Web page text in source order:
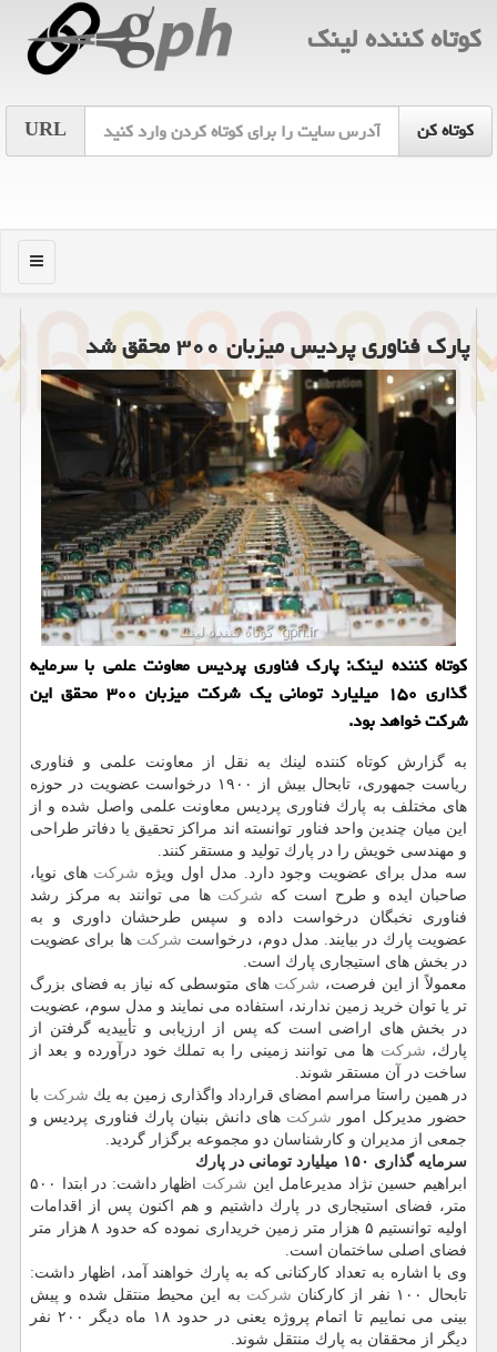
كوتاه كننده لینك
URL
منو
پارك فناوری پردیس میزبان ۳۰۰ محقق شد
كوتاه كننده لینك: پارك فناوری پردیس معاونت علمی با سرمایه
گذاری ۱۵۰ میلیارد تومانی یك شركت میزبان ۳۰۰ محقق این
شركت خواهد بود.
به گزارش كوتاه كننده لینك به نقل از معاونت علمی و فناوری
ریاست جمهوری، تابحال بیش از ۱۹۰۰ درخواست عضویت در حوزه
های مختلف به پارك فناوری پردیس معاونت علمی واصل شده و از
این میان چندین واحد فناور توانسته اند مراكز تحقیق یا دفاتر طراحی
و مهندسی خویش را در پارك تولید و مستقر كنند.
سه مدل برای عضویت وجود دارد. مدل اول ویژه شركت های نوپا،
صاحبان ایده و طرح است كه شركت ها می توانند به مركز رشد
فناوری نخبگان درخواست داده و سپس طرحشان داوری و به
عضویت پارك در بیایند. مدل دوم، درخواست شركت ها برای عضویت
در بخش های استیجاری پارك است.
معمولاً از این فرصت، شركت های متوسطی كه نیاز به فضای بزرگ
تر یا توان خرید زمین ندارند، استفاده می نمایند و مدل سوم، عضویت
در بخش های اراضی است كه پس از ارزیابی و تأییدیه گرفتن از
پارك، شركت ها می توانند زمینی را به تملك خود درآورده و بعد از
ساخت در آن مستقر شوند.
در همین راستا مراسم امضای قرارداد واگذاری زمین به یك شركت با
حضور مدیركل امور شركت های دانش بنیان پارك فناوری پردیس و
جمعی از مدیران و كارشناسان دو مجموعه برگزار گردید.
سرمایه گذاری ۱۵۰ میلیارد تومانی در پارك
ابراهیم حسین نژاد مدیرعامل این شركت
اظهار داشت: در ابتدا ۵۰۰
متر، فضای استیجاری در پارك داشتیم و هم اكنون پس از اقدامات
اولیه توانستیم ۵ هزار متر زمین خریداری نموده كه حدود ۸ هزار متر
فضای اصلی ساختمان است.
وی با اشاره به تعداد كاركنانی كه به پارك خواهند آمد، اظهار داشت:
تابحال ۱۰۰ نفر از كاركنان
شركت به این محیط منتقل شده و پیش
بینی می نماییم تا اتمام پروژه یعنی در حدود ۱۸ ماه دیگر ۲۰۰ نفر
دیگر از محققان به پارك منتقل شوند.